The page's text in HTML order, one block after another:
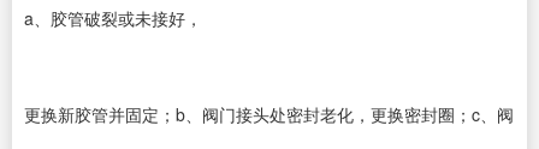
a、胶管破裂或未接好，
更换新胶管并固定；b、阀门接头处密封老化，更换密封圈；c、阀